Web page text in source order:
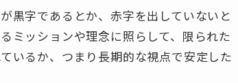
黒字であるとか、赤字を出していないと
ミッションや理念に照らして、限られた
いるか、つまり長期的な視点で安定した